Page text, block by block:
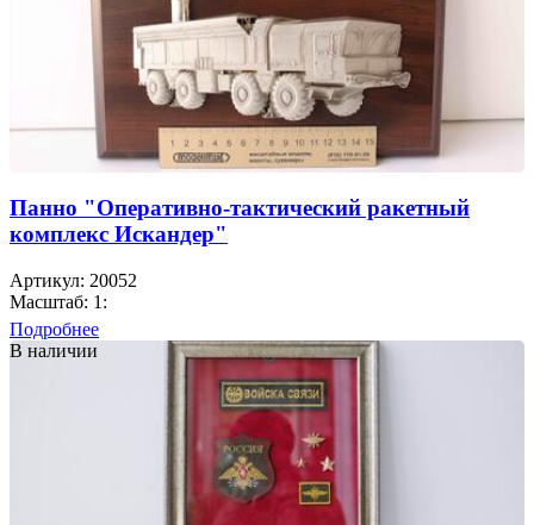
Панно "Оперативно-тактический ракетный
комплекс Искандер"
Артикул: 20052
Масштаб: 1:
Подробнее
В наличии